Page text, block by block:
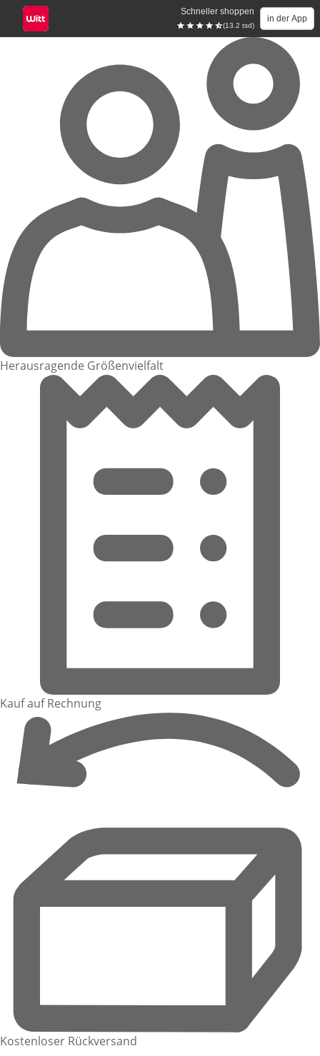
Schneller shoppen
(13.2 tsd)
in der App
Herausragende Größenvielfalt
Kauf auf Rechnung
Kostenloser Rückversand